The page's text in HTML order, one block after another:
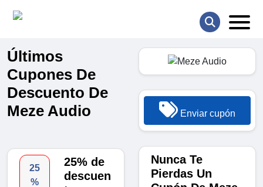
Últimos
Cupones De
Descuento De
Meze Audio
25
%
25% de
descuen
Enviar cupón
Nunca Te
Pierdas Un